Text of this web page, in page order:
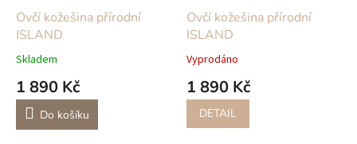
Ovčí kožešina přírodní
ISLAND
Skladem
1 890 Kč
Do košíku
Ovčí kožešina přírodní
ISLAND
Vyprodáno
1 890 Kč
DETAIL